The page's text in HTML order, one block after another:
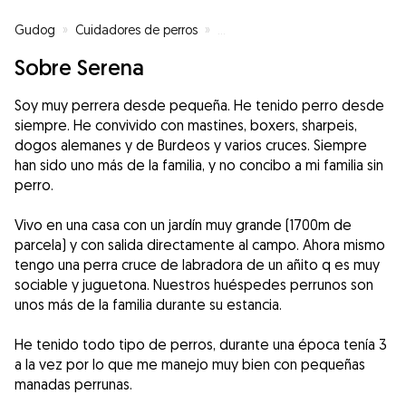
Gudog » Cuidadores de perros »
Sobre Serena
Soy muy perrera desde pequeña. He tenido perro desde
siempre. He convivido con mastines, boxers, sharpeis,
dogos alemanes y de Burdeos y varios cruces. Siempre
han sido uno más de la familia, y no concibo a mi familia sin
perro.
Vivo en una casa con un jardín muy grande (1700m de
parcela) y con salida directamente al campo. Ahora mismo
tengo una perra cruce de labradora de un añito q es muy
sociable y juguetona. Nuestros huéspedes perrunos son
unos más de la familia durante su estancia.
He tenido todo tipo de perros, durante una época tenía 3
a la vez por lo que me manejo muy bien con pequeñas
manadas perrunas.